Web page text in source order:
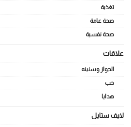
تغذية
صحة عامة
صحة نفسية
علاقات
الجواز وسنينه
حب
هدايا
لايف ستايل